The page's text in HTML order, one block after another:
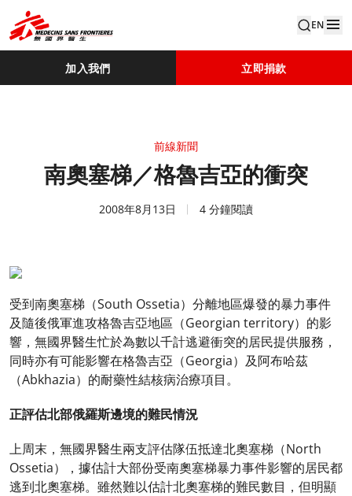
EN
加入我們 立即捐款
前線新聞
南奧塞梯／格魯吉亞的衝突
2008年8月13日 4 分鐘閱讀
受到南奧塞梯（South Ossetia）分離地區爆發的暴力事件
及隨後俄軍進攻格魯吉亞地區（Georgian territory）的影
響，無國界醫生忙於為數以千計逃避衝突的居民提供服務，
同時亦有可能影響在格魯吉亞（Georgia）及阿布哈茲
（Abkhazia）的耐藥性結核病治療項目。
正評估北部俄羅斯邊境的難民情況
上周末，無國界醫生兩支評估隊伍抵達北奧塞梯（North
Ossetia），據估計大部份受南奧塞梯暴力事件影響的居民都
逃到北奧塞梯。雖然難以估計北奧塞梯的難民數目，但明顯